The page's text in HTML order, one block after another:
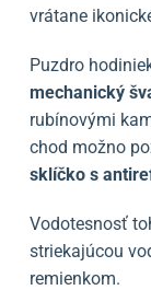
vrátane
Puzdro
mechanický
rubínovými
chod možno
sklíčko s
Vodotesnosť
striekajúcou
remienkom.